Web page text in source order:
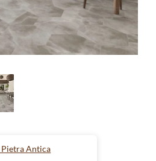
Pietra Antica